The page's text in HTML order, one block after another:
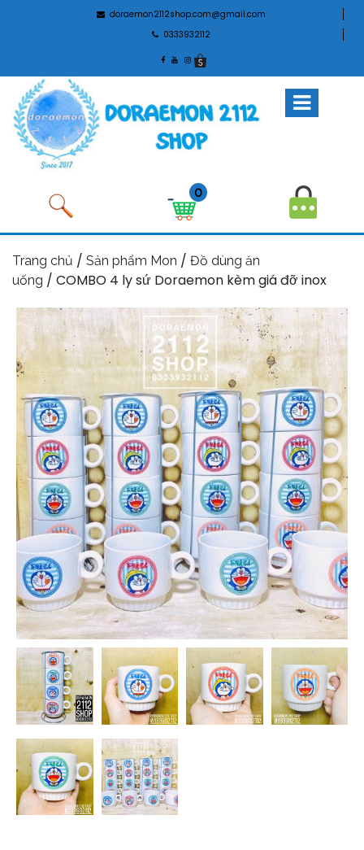
doraemon2112shop.com@gmail.com
0333932112
0
Trang chủ / Sản phẩm Mon / Đồ dùng ăn
uống / COMBO 4 ly sứ Doraemon kèm giá đỡ inox